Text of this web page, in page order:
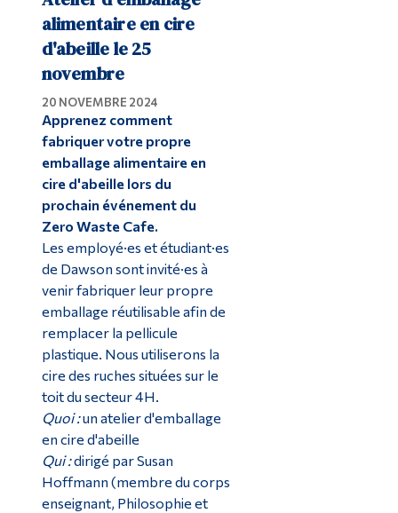
alimentaire en cire
d'abeille le 25
novembre
20 NOVEMBRE 2024
Apprenez comment
fabriquer votre propre
emballage alimentaire en
cire d'abeille lors du
prochain événement du
Zero Waste Cafe.
Les employé·es et étudiant·es
de Dawson sont invité·es à
venir fabriquer leur propre
emballage réutilisable afin de
remplacer la pellicule
plastique. Nous utiliserons la
cire des ruches situées sur le
toit du secteur 4H.
Quoi :un atelier d'emballage
en cire d'abeille
Qui :dirigé par Susan
Hoffmann (membre du corps
enseignant, Philosophie et